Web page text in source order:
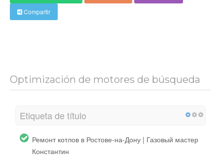
Compartir
Optimización de motores de búsqueda
Etiqueta de título
Ремонт котлов в Ростове-на-Дону | Газовый мастер
Константин